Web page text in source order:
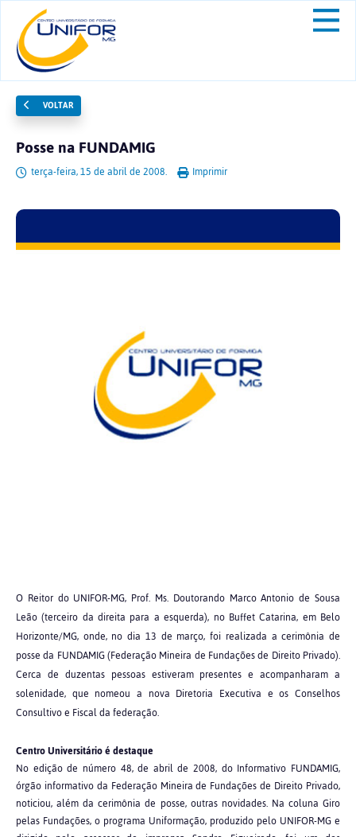
VOLTAR
Posse na FUNDAMIG
terça-feira, 15 de abril de 2008. Imprimir
O Reitor do UNIFOR-MG, Prof. Ms. Doutorando Marco Antonio de Sousa
Leão (terceiro da direita para a esquerda), no Buffet Catarina, em Belo
Horizonte/MG, onde, no dia 13 de março, foi realizada a cerimônia de
posse da FUNDAMIG (Federação Mineira de Fundações de Direito Privado).
Cerca de duzentas pessoas estiveram presentes e acompanharam a
solenidade, que nomeou a nova Diretoria Executiva e os Conselhos
Consultivo e Fiscal da federação.
Centro Universitário é destaque
No edição de número 48, de abril de 2008, do Informativo FUNDAMIG,
órgão informativo da Federação Mineira de Fundações de Direito Privado,
noticiou, além da cerimônia de posse, outras novidades. Na coluna Giro
pelas Fundações, o programa Uniformação, produzido pelo UNIFOR-MG e